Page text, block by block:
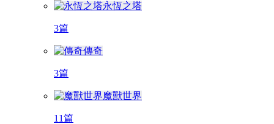
永恆之塔
3篇
傳奇
3篇
魔獸世界
11篇